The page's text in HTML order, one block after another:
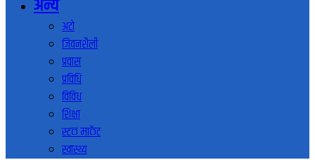
अन्य
अटो
जिवनशैली
प्रवास
प्रविधि
विविध
शिक्षा
स्टक मार्केट
स्वास्थ्य